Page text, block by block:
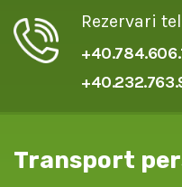
Rezervari
Transport